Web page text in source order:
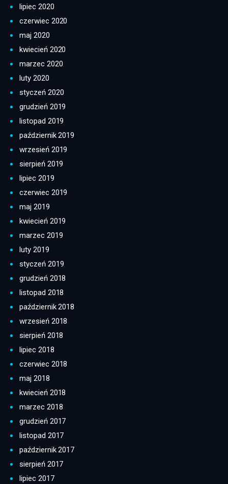
lipiec 2020
czerwiec 2020
maj 2020
kwiecień 2020
marzec 2020
luty 2020
styczeń 2020
grudzień 2019
listopad 2019
październik 2019
wrzesień 2019
sierpień 2019
lipiec 2019
czerwiec 2019
maj 2019
kwiecień 2019
marzec 2019
luty 2019
styczeń 2019
grudzień 2018
listopad 2018
październik 2018
wrzesień 2018
sierpień 2018
lipiec 2018
czerwiec 2018
maj 2018
kwiecień 2018
marzec 2018
grudzień 2017
listopad 2017
październik 2017
sierpień 2017
lipiec 2017